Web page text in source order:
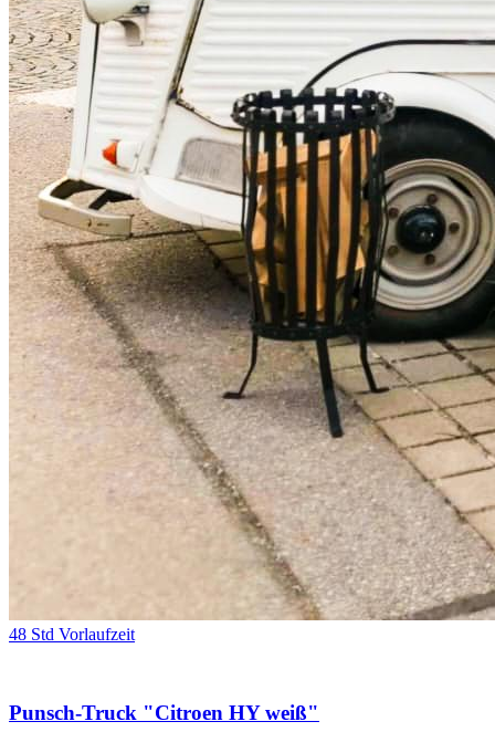
48 Std Vorlaufzeit
Punsch-Truck "Citroen HY weiß"